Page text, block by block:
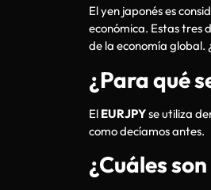
El yen japonés es
económica. Estas tres
de la economía global.
¿Para qué
El EURJPYse utiliza
como decíamos antes.
¿Cuáles